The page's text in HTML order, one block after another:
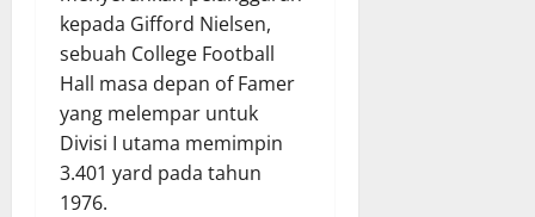
kepada Gifford Nielsen,
sebuah College Football
Hall masa depan of Famer
yang melempar untuk
Divisi I utama memimpin
3.401 yard pada tahun
1976.